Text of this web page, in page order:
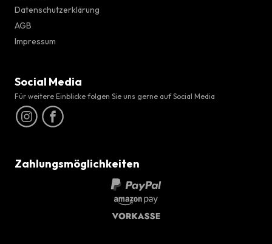
Datenschutzerklärung
AGB
Impressum
Social Media
Für weitere Einblicke folgen Sie uns gerne auf Social Media
Zahlungsmöglichkeiten